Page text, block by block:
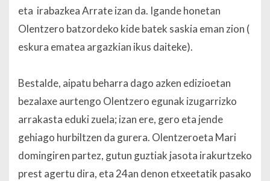
eta irabazkea Arrate izan da. Igande honetan
Olentzero batzordeko kide batek saskia eman zion (
eskura ematea argazkian ikus daiteke).
Bestalde, aipatu beharra dago azken edizioetan
bezalaxe aurtengo Olentzero egunak izugarrizko
arrakasta eduki zuela; izan ere, gero eta jende
gehiago hurbiltzen da gurera. Olentzeroeta Mari
domingiren partez, gutun guztiak jasota irakurtzeko
prest agertu dira, eta 24an denon etxeetatik pasako